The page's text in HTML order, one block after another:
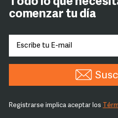
comenzar tu día
Registrarse implica aceptar los